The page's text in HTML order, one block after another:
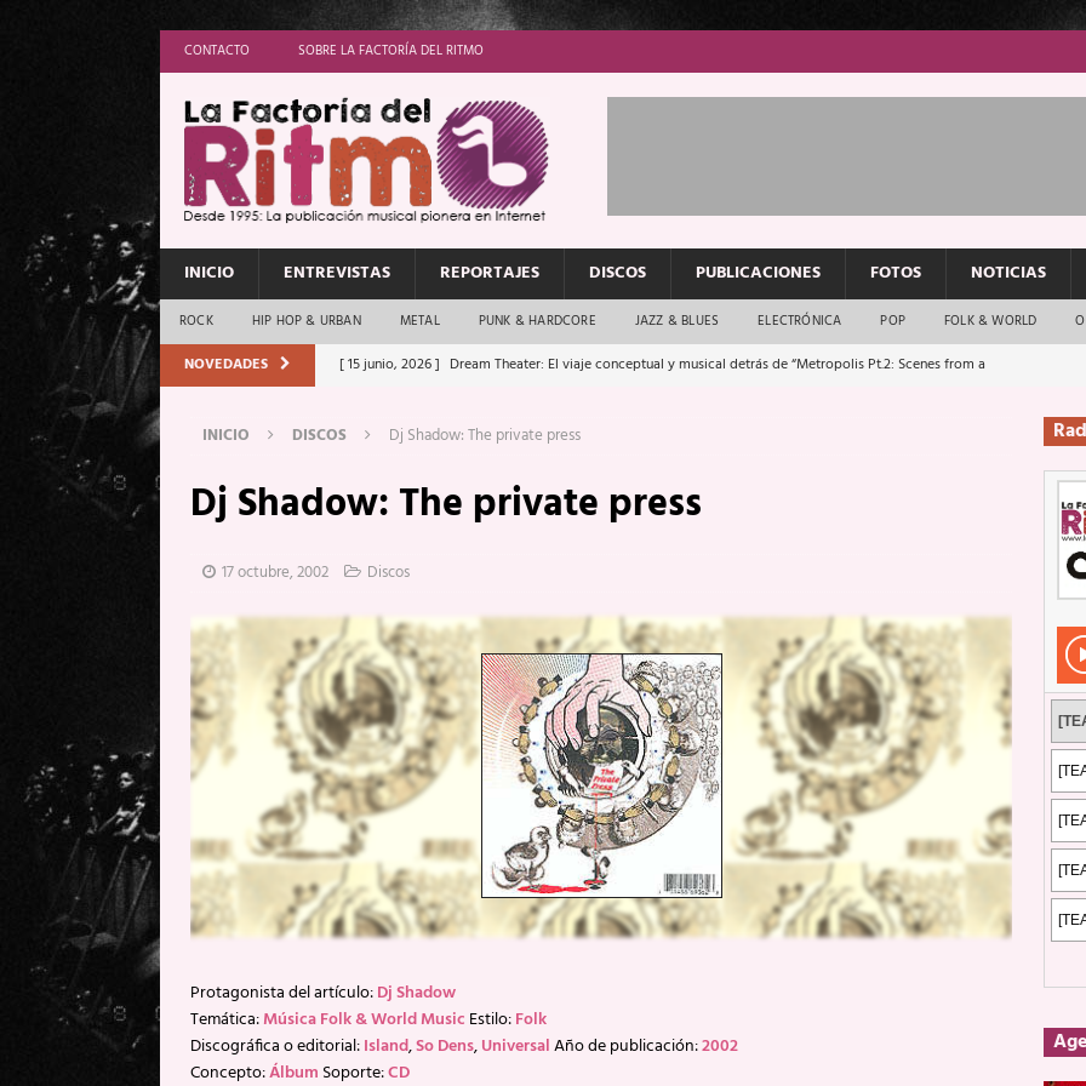
CONTACTO SOBRE LA FACTORÍA DEL RITMO
INICIO ENTREVISTAS REPORTAJES DISCOS PUBLICACIONES FOTOS NOTICIAS
ROCK HIP HOP & URBAN METAL PUNK & HARDCORE JAZZ & BLUES ELECTRÓNICA POP FOLK & WORLD
NOVEDADES [ 15 junio, 2026 ] Dream Theater: El viaje conceptual y musical detrás de “Metropolis Pt.2: Scenes from a
[ 11 junio, 2026 ] Vamos Con Todo: El rock urbano sigue en buenas manos
[ 1 junio, 2026 ]
Ave Exsilyum, los que van a escucharte te saludan
Iron Maiden: Música y arte que forjaron un mito
[ 20 mayo, 2026 ]
[ 17 mayo, 2026 ]
Fito & Fitipaldis: 2 de mayo de 2026 en Fuengirola
FOTOS
[ 17 mayo, 2026 ]
Fito & Fitipaldis: Su ‘aullido’ retumbó ferozmente en Fuengirola.
REPORTAJES
[ 5 agosto, 2026 ] Florent Gorges: La historia de Nintendo Vol. 2 PUBLICACIONES
INICIO DISCOS Dj Shadow: The private press
Dj Shadow: The private press
17 octubre, 2002 Discos
Protagonista del artículo:Dj Shadow
Temática:Música Folk & World Music Estilo:Folk
Discográfica o editorial:Island,So Dens,UniversalAño de publicación:2002
Concepto:Álbum Soporte:CD